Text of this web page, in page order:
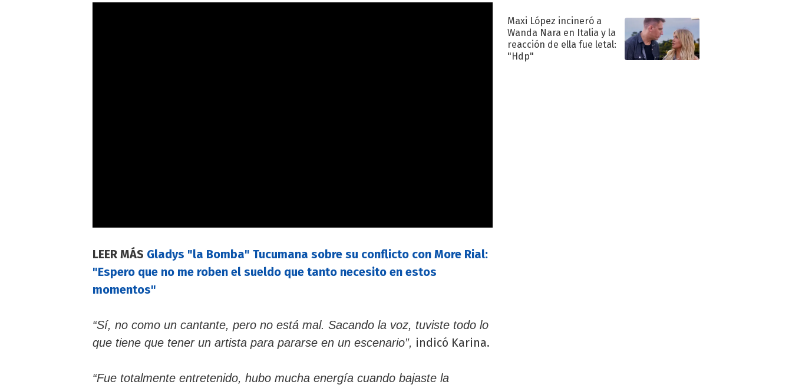
LEER MÁS Gladys "la Bomba" Tucumana sobre su conflicto con More Rial:
"Espero que no me roben el sueldo que tanto necesito en estos
momentos"
“Sí, no como un cantante, pero no está mal. Sacando la voz, tuviste todo lo
que tiene que tener un artista para pararse en un escenario”, indicó Karina.
“Fue totalmente entretenido, hubo mucha energía cuando bajaste la
Maxi López incineró a
Wanda Nara en Italia y la
reacción de ella fue letal:
"Hdp"